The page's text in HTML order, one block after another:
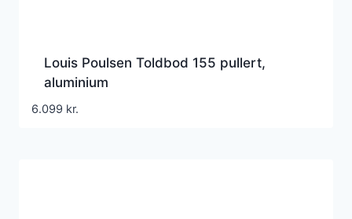
Louis Poulsen Toldbod 155 pullert,
aluminium
6.099 kr.